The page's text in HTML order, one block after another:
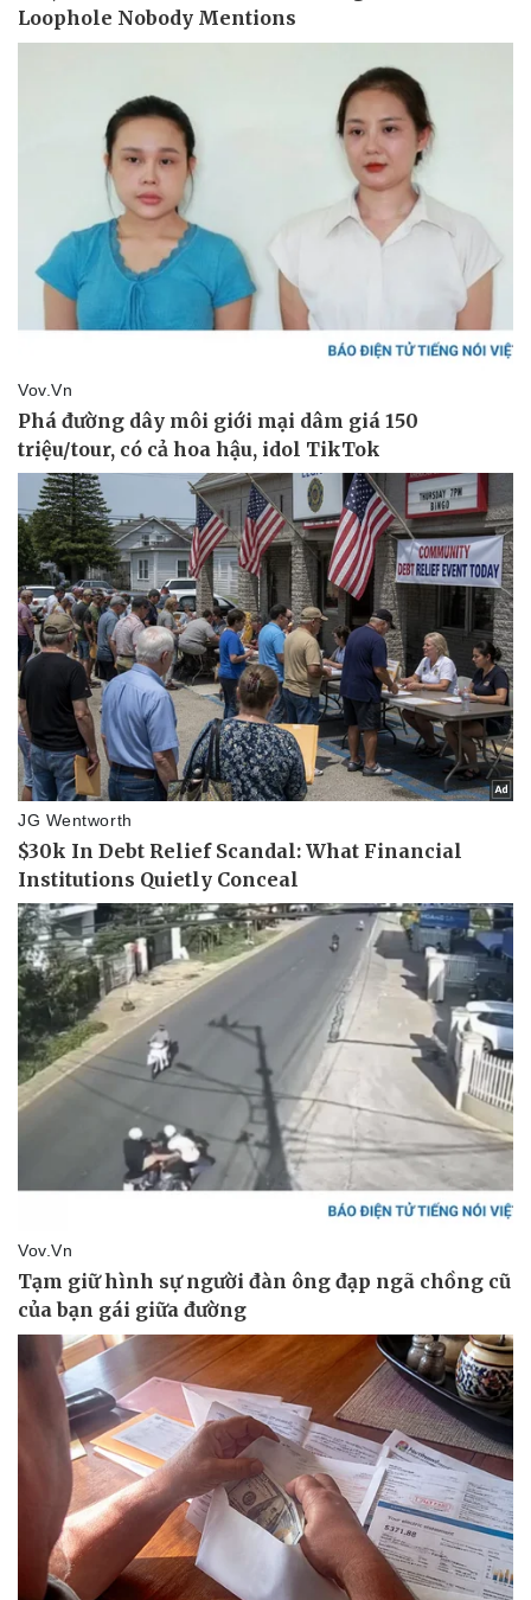
Pháp luật
Vụ án
Tin nóng
Quân sự - Quốc phòng
Vũ khí
Việt Nam
Phân tích